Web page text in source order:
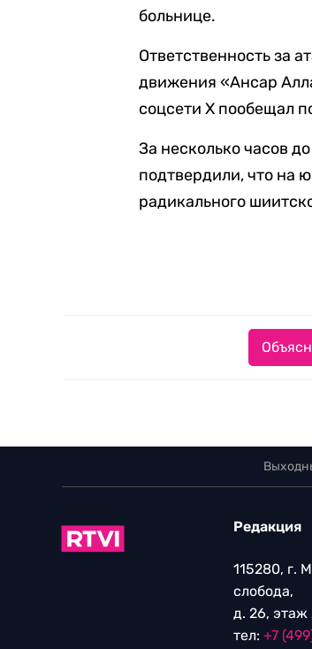
больнице.
Ответственность за
движения «Ансар
соцсети X пообещал
За несколько часов
подтвердили, что на
радикального
Редакция
115280, г.
слобода,
д. 26, этаж
тел: +7